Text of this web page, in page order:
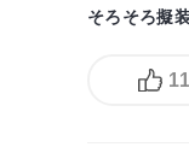
そろそろ擬
11